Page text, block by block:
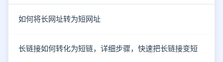
如何将长网址转为短网址
长链接如何转化为短链，详细步骤，快速把长链接变短